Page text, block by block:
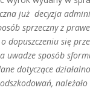
już decyzja
sprzeczny z
dopuszczeniu się
uwadze sposób
dotyczące